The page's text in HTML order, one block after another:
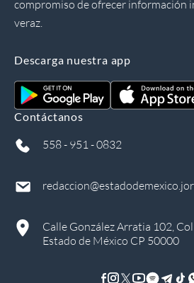
compromiso de ofrecer información
veraz.
Descarga nuestra app
Contáctanos
558 - 951 - 0832
Calle González Arratia 102, Col
Estado de México CP 50000